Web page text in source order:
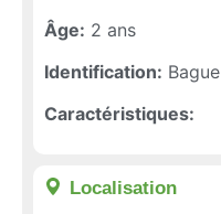
Âge: 2 ans
Identification: Bague
Caractéristiques:
Localisation​